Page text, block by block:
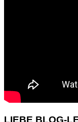
LIEBE BLOG-